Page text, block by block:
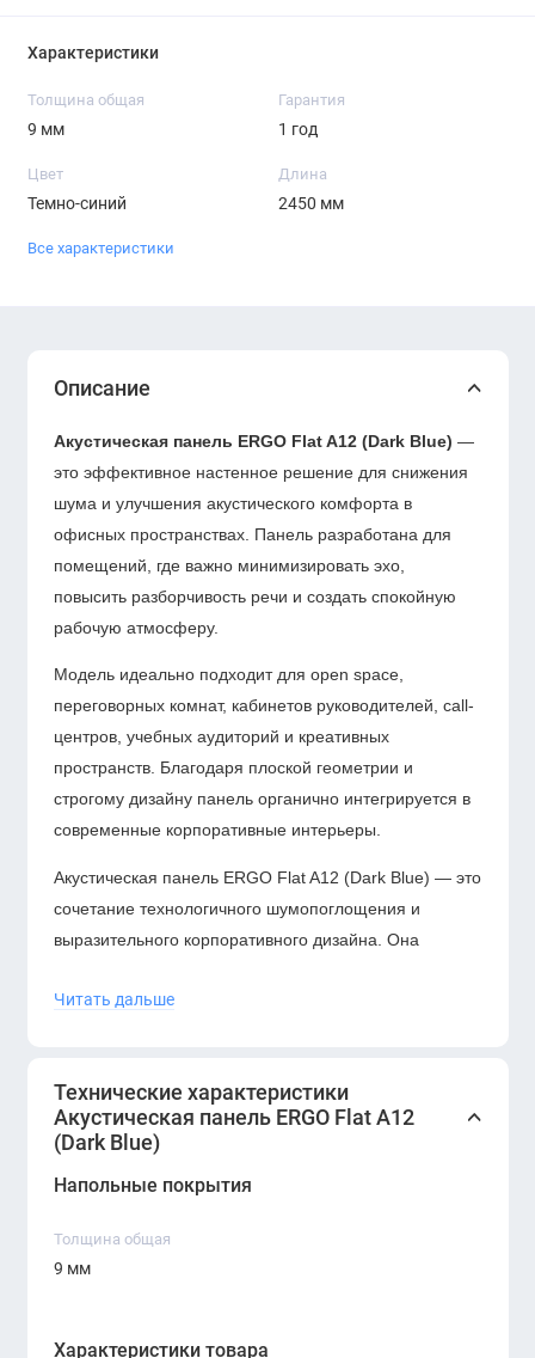
Характеристики
Толщина общая
9 мм
Гарантия
1 год
Цвет
Темно-синий
Длина
2450 мм
Все характеристики
Описание
Акустическая панель ERGO Flat A12 (Dark Blue) —
это эффективное настенное решение для снижения
шума и улучшения акустического комфорта в
офисных пространствах. Панель разработана для
помещений, где важно минимизировать эхо,
повысить разборчивость речи и создать спокойную
рабочую атмосферу.
Модель идеально подходит для open space,
переговорных комнат, кабинетов руководителей, call-
центров, учебных аудиторий и креативных
пространств. Благодаря плоской геометрии и
строгому дизайну панель органично интегрируется в
современные корпоративные интерьеры.
Акустическая панель ERGO Flat A12 (Dark Blue) — это
сочетание технологичного шумопоглощения и
выразительного корпоративного дизайна. Она
подчёркивает статус интерьера и помогает
офисов, ориентированных на качество и имидж.
Читать дальше
Технические характеристики
Акустическая панель ERGO Flat A12
(Dark Blue)
Напольные покрытия
Толщина общая
9 мм
Характеристики товара